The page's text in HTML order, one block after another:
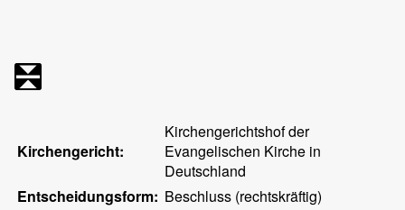
Kirchengericht:
Kirchengerichtshof der
Evangelischen Kirche in
Deutschland
Entscheidungsform: Beschluss (rechtskräftig)